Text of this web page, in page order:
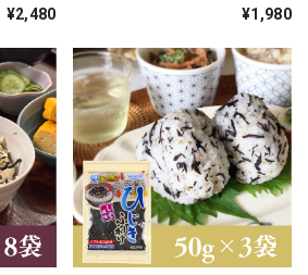
】
¥2,480
き使用】【ポスト投函】¥1,980